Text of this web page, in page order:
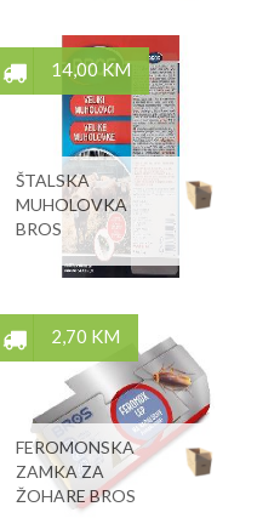
14,00 KM
ŠTALSKA
MUHOLOVKA
BROS
2,70 KM
FEROMONSKA
ZAMKA ZA
ŽOHARE BROS